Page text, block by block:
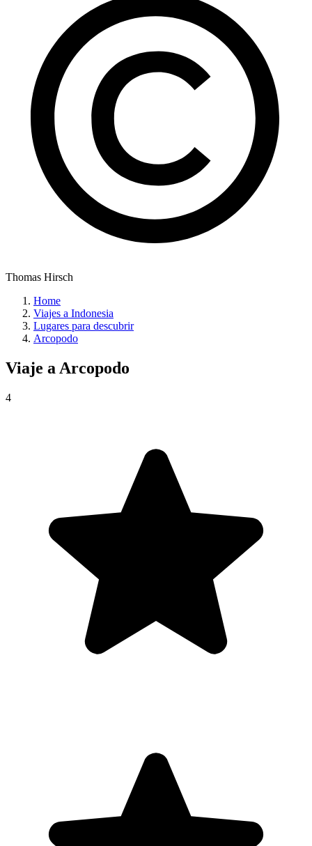
Thomas Hirsch
Home
Viajes a Indonesia
Lugares para descubrir
Arcopodo
Viaje aArcopodo
4